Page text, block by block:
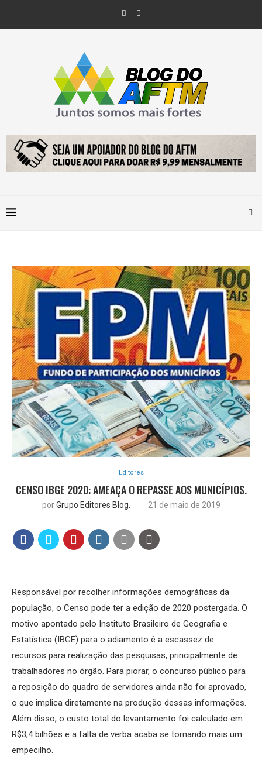
Editores
CENSO IBGE 2020: AMEAÇA O REPASSE AOS MUNICÍPIOS.
porGrupo Editores Blog. 21 de maio de 2019
Responsável por recolher informações demográficas da
população, o Censo pode ter a edição de 2020 postergada. O
motivo apontado pelo Instituto Brasileiro de Geografia e
Estatística (IBGE) para o adiamento é a escassez de
recursos para realização das pesquisas, principalmente de
trabalhadores no órgão. Para piorar, o concurso público para
a reposição do quadro de servidores ainda não foi aprovado,
o que implica diretamente na produção dessas informações.
Além disso, o custo total do levantamento foi calculado em
R$3,4 bilhões e a falta de verba acaba se tornando mais um
empecilho.